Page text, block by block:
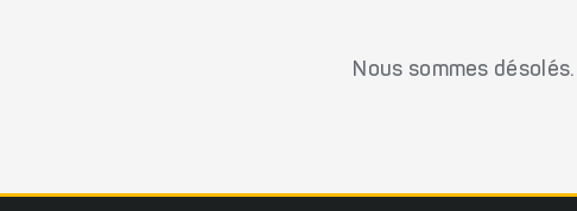
Nous sommes